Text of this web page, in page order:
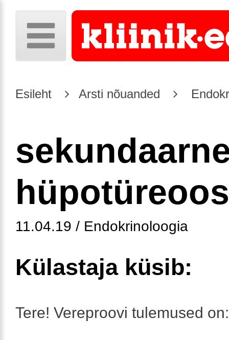
Esileht Arsti nõuanded
hüpotüreoos
11.04.19 / Endokrinoloogia
Külastaja küsib:
Tere! Vereproovi tulemused on: